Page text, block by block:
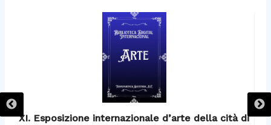
XI. Esposizione internazionale d’arte della cità di